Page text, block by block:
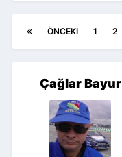
ÖNCEKI 1 2
Çağlar Bayur